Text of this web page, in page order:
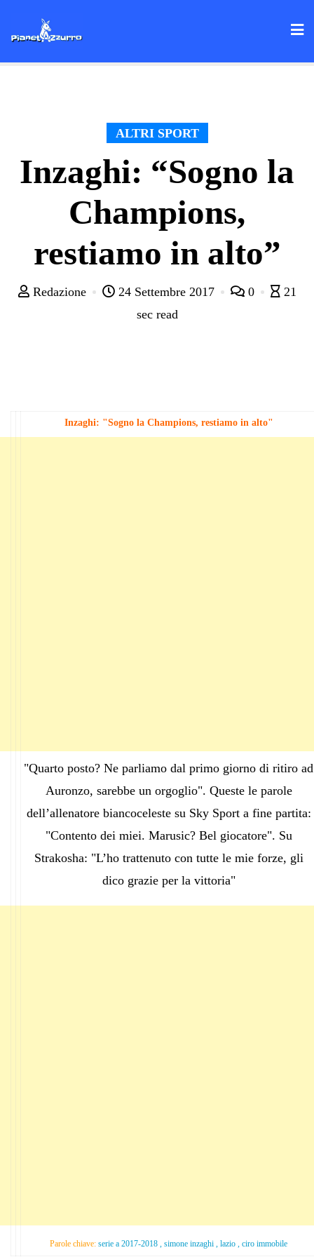
ALTRI SPORT
Inzaghi: “Sogno la
Champions,
restiamo in alto”
Redazione 24 Settembre 2017 0
21
sec read
Inzaghi: "Sogno la Champions, restiamo in alto"
"Quarto posto? Ne parliamo dal primo giorno di ritiro ad
Auronzo, sarebbe un orgoglio". Queste le parole
dell’allenatore biancoceleste su Sky Sport a fine partita:
"Contento dei miei. Marusic? Bel giocatore". Su
Strakosha: "L’ho trattenuto con tutte le mie forze, gli
dico grazie per la vittoria"
Parole chiave: serie a 2017-2018 , simone inzaghi , lazio , ciro immobile